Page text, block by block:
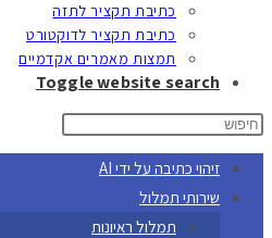
כתיבת תקציר לתזה
כתיבת תקציר לדוקטורט
תמצות מאמרים אקדמיים
Toggle website search
זיהוי כתיבה על ידי AI
שירותי תמלול
תמלול ראיונות